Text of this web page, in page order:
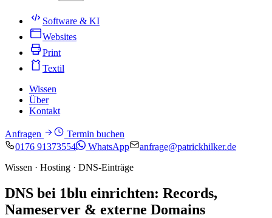
Software & KI
Websites
Print
Textil
Wissen
Über
Kontakt
Anfragen
Termin buchen
0176 91373554
WhatsApp
anfrage@patrickhilker.de
Wissen · Hosting · DNS-Einträge
DNS bei 1blu einrichten: Records,
Nameserver & externe Domains